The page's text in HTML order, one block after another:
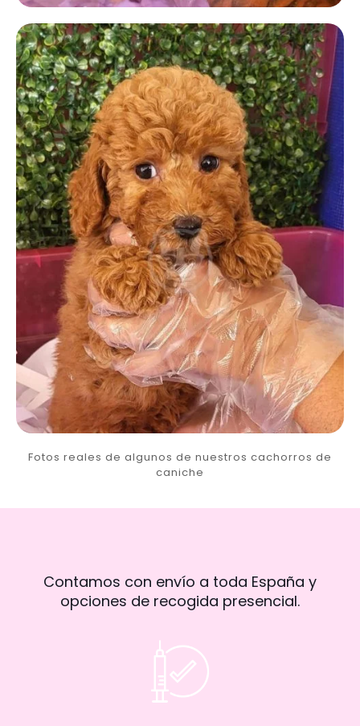
Fotos reales de algunos de nuestros cachorros de
caniche
Contamos con envío a toda España y
opciones de recogida presencial.